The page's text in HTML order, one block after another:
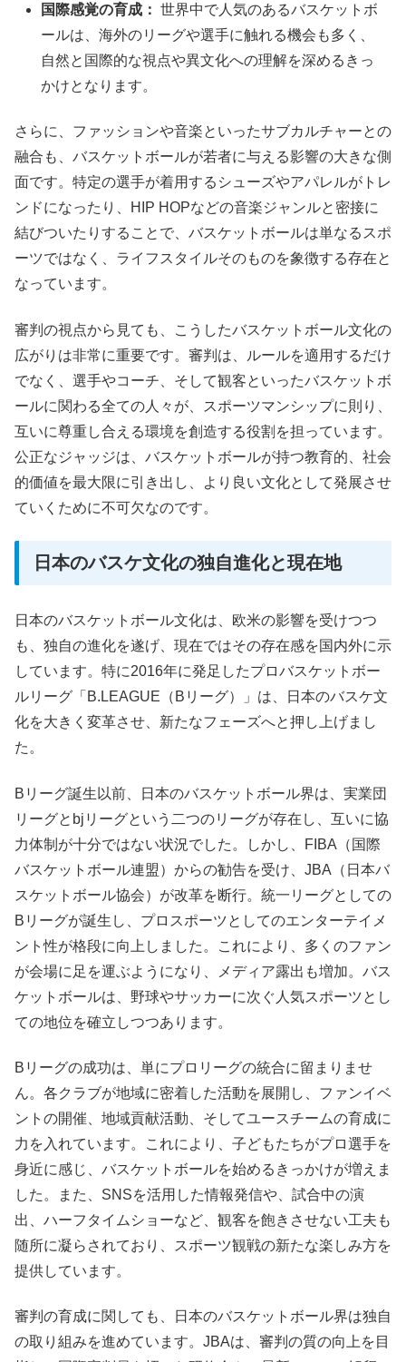
国際感覚の育成： 世界中で人気のあるバスケットボ
ールは、海外のリーグや選手に触れる機会も多く、
自然と国際的な視点や異文化への理解を深めるきっ
かけとなります。
さらに、ファッションや音楽といったサブカルチャーとの
融合も、バスケットボールが若者に与える影響の大きな側
面です。特定の選手が着用するシューズやアパレルがトレ
ンドになったり、HIP HOPなどの音楽ジャンルと密接に
結びついたりすることで、バスケットボールは単なるスポ
ーツではなく、ライフスタイルそのものを象徴する存在と
なっています。
審判の視点から見ても、こうしたバスケットボール文化の
広がりは非常に重要です。審判は、ルールを適用するだけ
でなく、選手やコーチ、そして観客といったバスケットボ
ールに関わる全ての人々が、スポーツマンシップに則り、
互いに尊重し合える環境を創造する役割を担っています。
公正なジャッジは、バスケットボールが持つ教育的、社会
的価値を最大限に引き出し、より良い文化として発展させ
ていくために不可欠なのです。
日本のバスケ文化の独自進化と現在地
日本のバスケットボール文化は、欧米の影響を受けつつ
も、独自の進化を遂げ、現在ではその存在感を国内外に示
しています。特に2016年に発足したプロバスケットボー
ルリーグ「B.LEAGUE（Bリーグ）」は、日本のバスケ文
化を大きく変革させ、新たなフェーズへと押し上げまし
た。
Bリーグ誕生以前、日本のバスケットボール界は、実業団
リーグとbjリーグという二つのリーグが存在し、互いに協
力体制が十分ではない状況でした。しかし、FIBA（国際
バスケットボール連盟）からの勧告を受け、JBA（日本バ
スケットボール協会）が改革を断行。統一リーグとしての
Bリーグが誕生し、プロスポーツとしてのエンターテイメ
ント性が格段に向上しました。これにより、多くのファン
が会場に足を運ぶようになり、メディア露出も増加。バス
ケットボールは、野球やサッカーに次ぐ人気スポーツとし
ての地位を確立しつつあります。
Bリーグの成功は、単にプロリーグの統合に留まりませ
ん。各クラブが地域に密着した活動を展開し、ファンイベ
ントの開催、地域貢献活動、そしてユースチームの育成に
力を入れています。これにより、子どもたちがプロ選手を
身近に感じ、バスケットボールを始めるきっかけが増えま
した。また、SNSを活用した情報発信や、試合中の演
出、ハーフタイムショーなど、観客を飽きさせない工夫も
随所に凝らされており、スポーツ観戦の新たな楽しみ方を
提供しています。
審判の育成に関しても、日本のバスケットボール界は独自
の取り組みを進めています。JBAは、審判の質の向上を目